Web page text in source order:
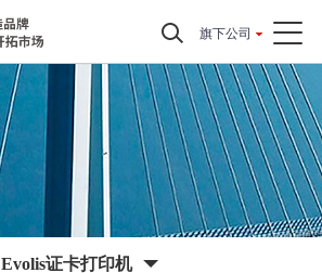
旗下公司
Evolis证卡打印机